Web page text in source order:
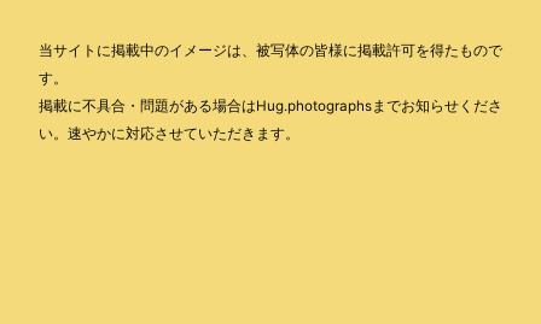
当サイトに掲載中のイメージは、被写体の皆様に掲載許可を得たもので
す。
掲載に不具合・問題がある場合はHug.photographsまでお知らせくださ
い。速やかに対応させていただきます。